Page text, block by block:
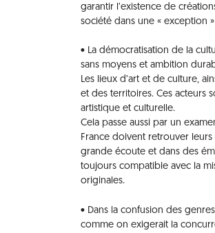
garantir l’existence de
société dans une « exception
• La démocratisation de la
sans moyens et ambition
Les lieux d’art et de culture,
et des territoires. Ces acteurs
artistique et culturelle.
Cela passe aussi par un
France doivent retrouver
grande écoute et dans des
toujours compatible avec la
originales.
• Dans la confusion des
comme on exigerait la